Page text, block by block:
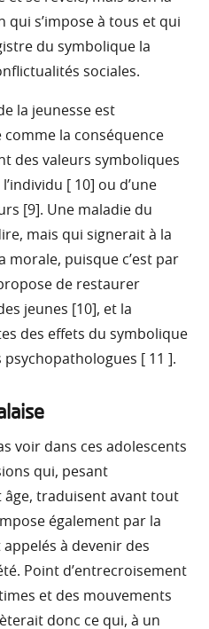
qui s’impose à tous et qui
du symbolique la
sociales.
la jeunesse est
la conséquence
des valeurs symboliques
[ 10] ou d’une
[9]. Une maladie du
mais qui signerait à la
morale, puisque c’est par
de restaurer
jeunes [10], et la
des effets du symbolique
[ 11 ].
voir dans ces adolescents
qui, pesant
traduisent avant tout
également par la
à devenir des
Point d’entrecroisement
et des mouvements
donc ce qui, à un